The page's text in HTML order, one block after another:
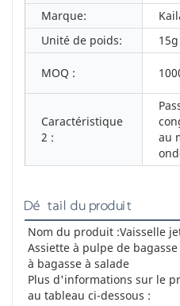
Marque:
Unité de poids:
MOQ :
Caractéristique
2 :
au
Détail du produit
Nom du produit :Vaisselle
Assiette à pulpe de
à bagasse à salade
Plus d'informations sur le
au tableau ci-dessous :